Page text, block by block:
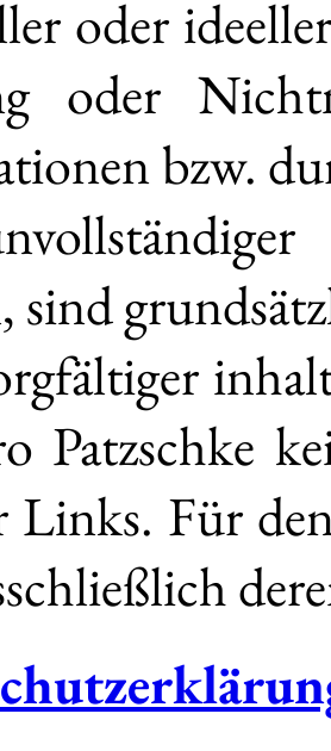
oder
oder
bzw.
Patzschke
Links. Für